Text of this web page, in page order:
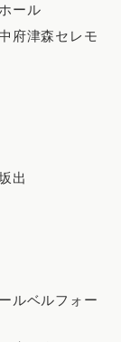
ール
府津森セレモ
出
ルベルフォー